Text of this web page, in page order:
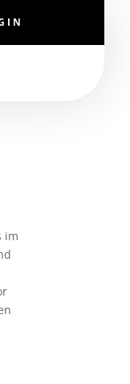
im